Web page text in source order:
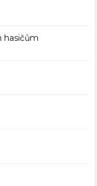
hasičům